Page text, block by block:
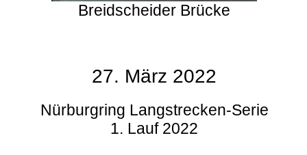
Breidscheider Brücke
27. März 2022
Nürburgring Langstrecken-Serie
1. Lauf 2022